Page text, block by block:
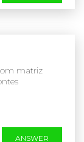
matriz
ANSWER